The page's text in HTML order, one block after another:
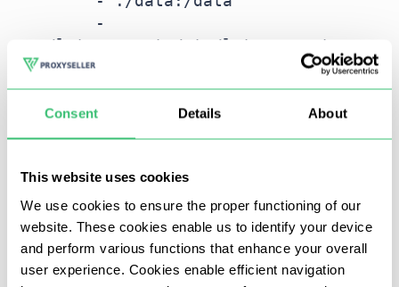
Consent Details About
This website uses cookies
We use cookies to ensure the proper functioning of our
website. These cookies enable us to identify your device
and perform various functions that enhance your overall
user experience. Cookies enable efficient navigation
Guarde el archivo e inicie el contenedor:
Inicie su navegador web preferido y escriba la
dirección del servidor con el puerto que haya
configurado. En este ejemplo, hemos utilizado
el puerto 81: